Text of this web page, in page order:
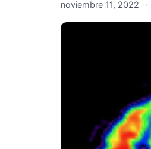
noviembre 11, 2022 ·